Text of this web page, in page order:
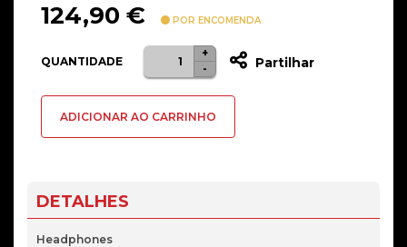
124,90 € POR ENCOMENDA
QUANTIDADE
Quantidade
de
Auscultadores
Corsair
Wireless
-
+
Partilhar
ADICIONAR AO CARRINHO
DETALHES
Headphones